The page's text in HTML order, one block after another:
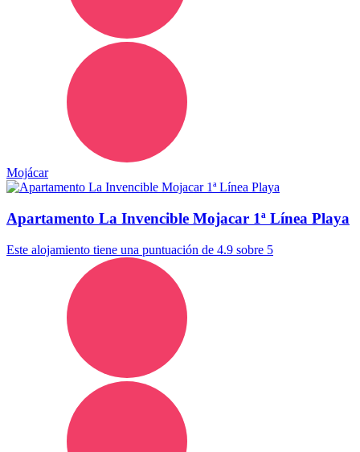
Mojácar
Apartamento La Invencible Mojacar 1ª Línea Playa
Este alojamiento tiene una puntuación de 4.9 sobre 5